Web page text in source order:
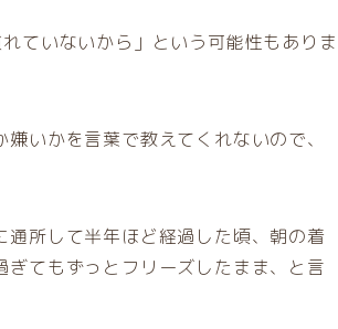
ていないから」という可能性もありま
いかを言葉で教えてくれないので、
所して半年ほど経過した頃、朝の着
てもずっとフリーズしたまま、と言